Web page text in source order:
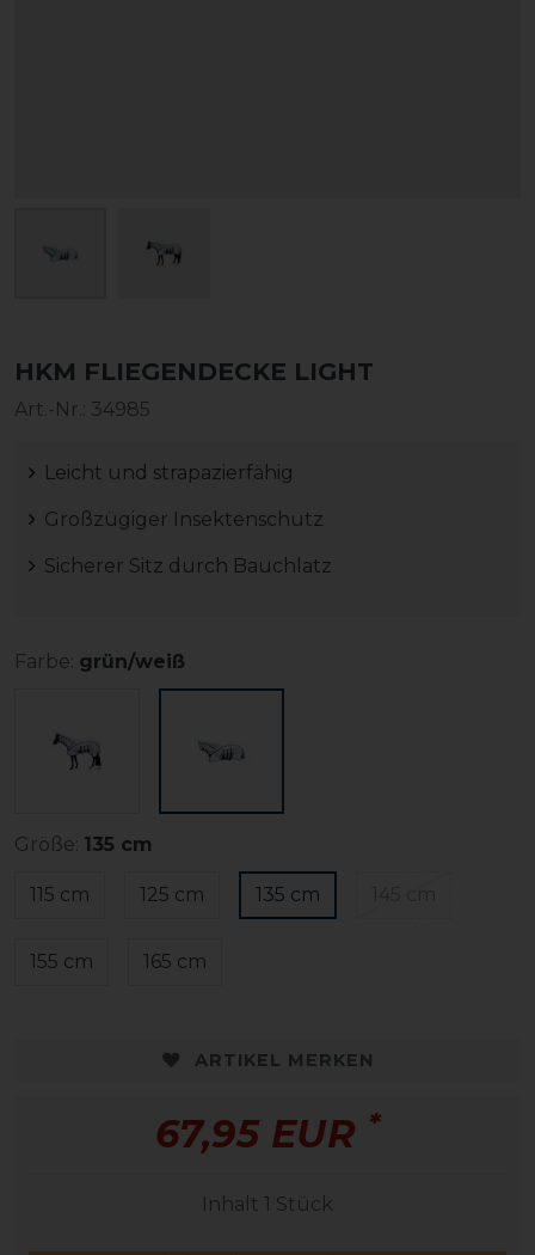
HKM FLIEGENDECKE LIGHT
Art.-Nr.: 34985
Leicht und strapazierfähig
Großzügiger Insektenschutz
Sicherer Sitz durch Bauchlatz
Farbe: grün/weiß
Größe: 135 cm
115 cm 125 cm 135 cm
155 cm 165 cm
ARTIKEL MERKEN
67,95 EUR *
Inhalt 1 Stück